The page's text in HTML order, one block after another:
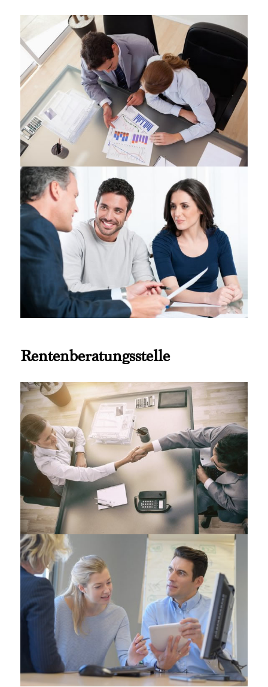
Rentenberatungsstelle